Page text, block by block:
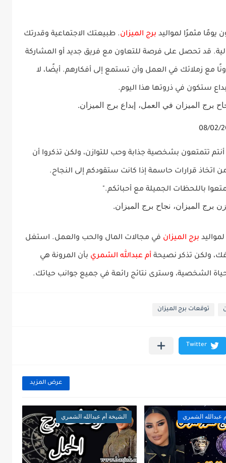
برج الميزان. طبيعتك الاجتماعية وقدرتك
قد تحصل على فرصة للتعاون مع فريق جديد أو المشاركة
مع زملائك في العمل وأن تستمع إلى أفكارهم. أيضًا، لا
ستكون في ذروتها هذا اليوم.
برج الميزان في العمل، إبداع برج الميزان.
أنتم تتمتعون بشخصية جذابة وحب للتوازن، ولكن تذكروا أن
من اتخاذ قرارات حاسمة إذا كانت ستقودكم إلى النجاح.
باللحظات الجميلة مع أحبائكم."
برج الميزان، نجاح برج الميزان.
برج الميزان في مجالات المال والحب والعمل. استغل
ولكن تذكر نصيحة أم عبدالله الشمري بأن المرونة هي
الشخصية، وسترى نتائج رائعة في جميع جوانب حياتك.
توقعات برج الميزان
عرض المزيد
عبدالله الشمري الشيخة أم عبدالله الشمري